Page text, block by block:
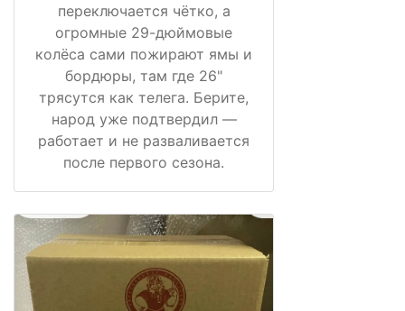
переключается чётко, а
огромные 29-дюймовые
колёса сами пожирают ямы и
бордюры, там где 26"
трясутся как телега. Берите,
народ уже подтвердил —
работает и не разваливается
после первого сезона.